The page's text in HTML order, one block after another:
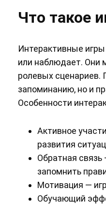
Что такое
Интерактивные
или наблюдает. Они
ролевых сценариев.
запоминанию, но и
Особенности
Активное
развития
Обратная
запомнить
Мотивация —
Обучающий